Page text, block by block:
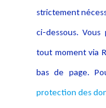
strictement
ci-dessous.
tout moment via
bas de page.
protection des